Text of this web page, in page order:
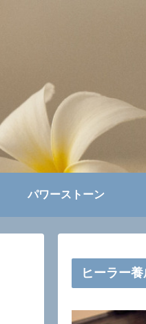
パワーストーン
ヒーラー